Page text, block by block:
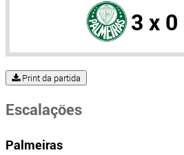
3 x 0
Print da partida
Escalações
Palmeiras